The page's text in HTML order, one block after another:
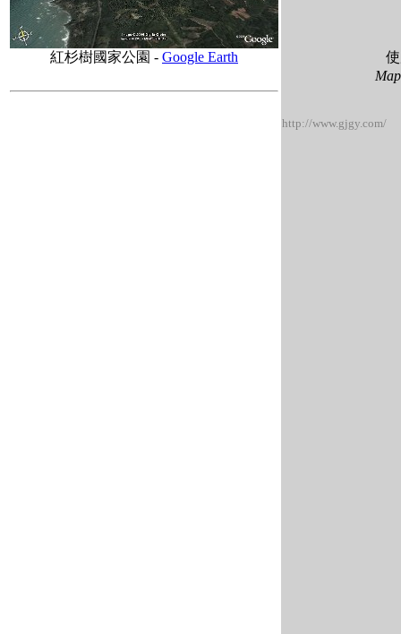
紅杉樹國家公園 - Google Earth
http://www.gjgy.com/